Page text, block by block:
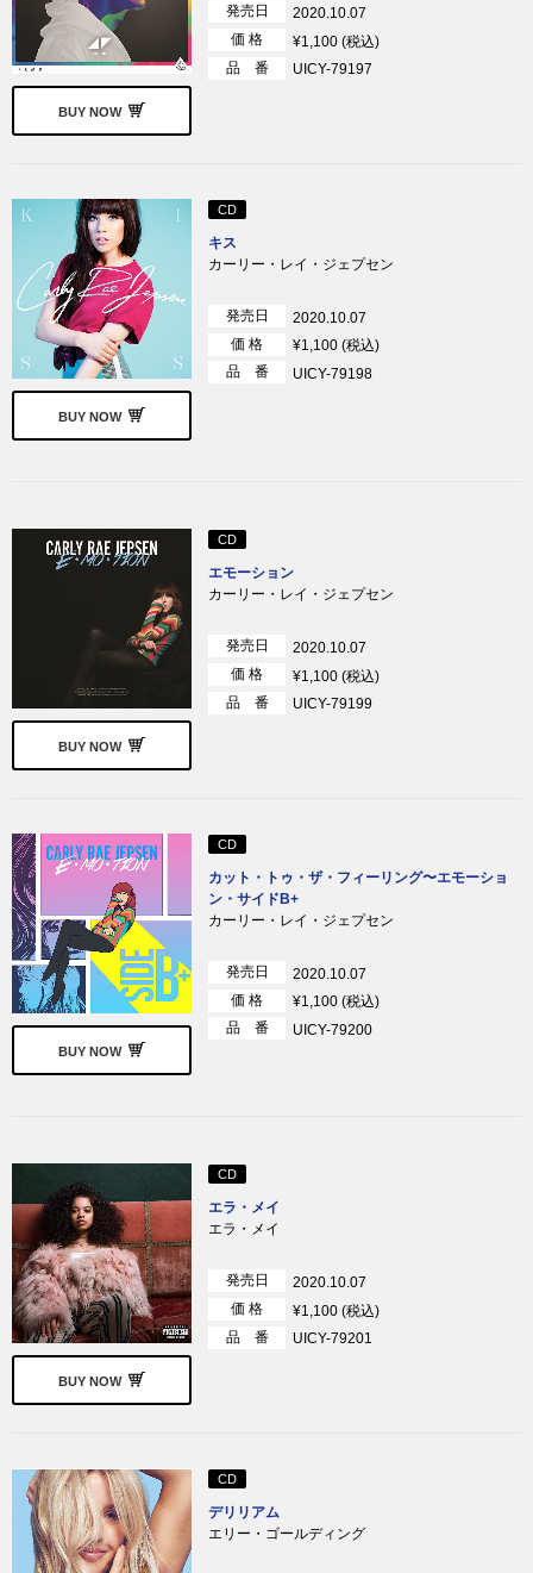
BUY NOW
発売日
2020.10.07
価 格
¥1,100 (税込)
品 番
UICY-79197
BUY NOW
CD
キス
カーリー・レイ・ジェプセン
発売日
2020.10.07
価 格
¥1,100 (税込)
品 番
UICY-79198
BUY NOW
CD
エモーション
カーリー・レイ・ジェプセン
発売日
2020.10.07
価 格
¥1,100 (税込)
品 番
UICY-79199
BUY NOW
CD
カット・トゥ・ザ・フィーリング〜エモーショ
ン・サイドB+
カーリー・レイ・ジェプセン
発売日
2020.10.07
価 格
¥1,100 (税込)
品 番
UICY-79200
BUY NOW
CD
エラ・メイ
エラ・メイ
発売日
2020.10.07
価 格
¥1,100 (税込)
品 番
UICY-79201
CD
デリリアム
エリー・ゴールディング